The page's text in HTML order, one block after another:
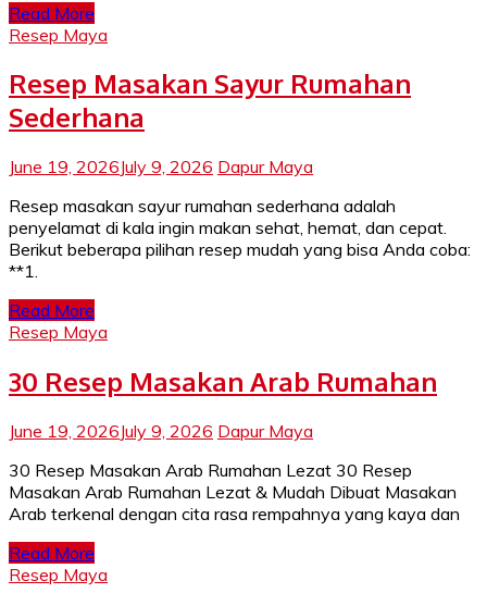
Read More
Resep Maya
Resep Masakan Sayur Rumahan
Sederhana
June 19, 2026July 9, 2026 Dapur Maya
Resep masakan sayur rumahan sederhana adalah
penyelamat di kala ingin makan sehat, hemat, dan cepat.
Berikut beberapa pilihan resep mudah yang bisa Anda coba:
**1.
Read More
Resep Maya
30 Resep Masakan Arab Rumahan
June 19, 2026July 9, 2026 Dapur Maya
30 Resep Masakan Arab Rumahan Lezat 30 Resep
Masakan Arab Rumahan Lezat & Mudah Dibuat Masakan
Arab terkenal dengan cita rasa rempahnya yang kaya dan
Read More
Resep Maya